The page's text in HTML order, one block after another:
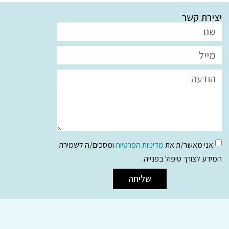
יצירת קשר
אני מאשר/ת אתמדיניות הפרטיותומסכים/ה לשמירת
המידע לצורך טיפול בפנייה.
שליחה